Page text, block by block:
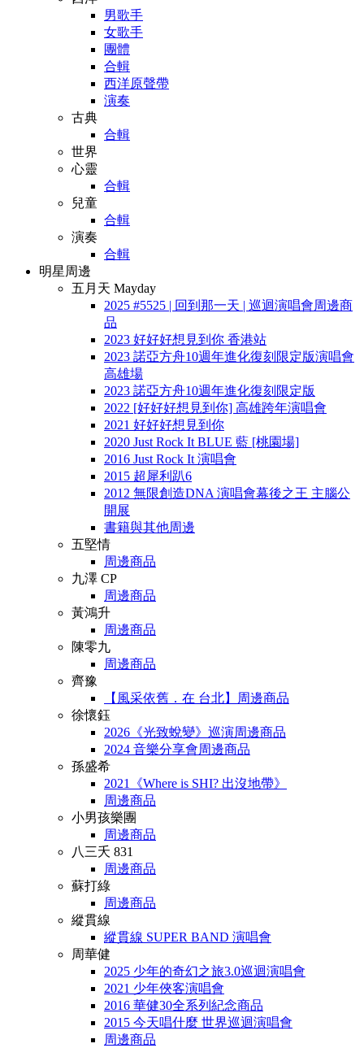
男歌手
女歌手
團體
合輯
西洋原聲帶
演奏
古典
合輯
世界
心靈
合輯
兒童
合輯
演奏
合輯
明星周邊
五月天 Mayday
2025 #5525 | 回到那一天 | 巡迴演唱會周邊商
品
2023 好好好想見到你 香港站
2023 諾亞方舟10週年進化復刻限定版演唱會
高雄場
2023 諾亞方舟10週年進化復刻限定版
2022 [好好好想見到你] 高雄跨年演唱會
2021 好好好想見到你
2020 Just Rock It BLUE 藍 [桃園場]
2016 Just Rock It 演唱會
2015 超犀利趴6
2012 無限創造DNA 演唱會幕後之王 主腦公
開展
書籍與其他周邊
五堅情
周邊商品
九澤 CP
周邊商品
黃鴻升
周邊商品
陳零九
周邊商品
齊豫
【風采依舊．在 台北】周邊商品
徐懷鈺
2026《光致蛻變》巡演周邊商品
2024 音樂分享會周邊商品
孫盛希
2021《Where is SHI? 出沒地帶》
周邊商品
小男孩樂團
周邊商品
八三夭 831
周邊商品
蘇打綠
周邊商品
縱貫線
縱貫線 SUPER BAND 演唱會
周華健
2025 少年的奇幻之旅3.0巡迴演唱會
2021 少年俠客演唱會
2016 華健30全系列紀念商品
2015 今天唱什麼 世界巡迴演唱會
周邊商品